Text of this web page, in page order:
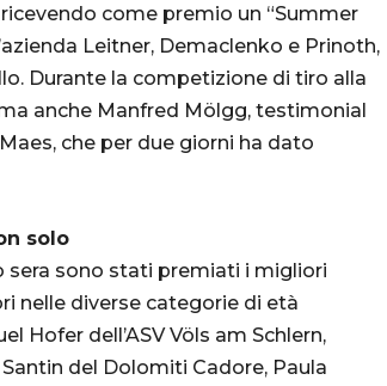
come premio un “Summer
Leitner, Demaclenko e Prinoth,
Durante la competizione di tiro alla
anche Manfred Mölgg, testimonial
che per due giorni ha dato
solo
sera sono stati premiati i migliori
nelle diverse categorie di età
Hofer dell’ASV Völs am Schlern,
del Dolomiti Cadore, Paula